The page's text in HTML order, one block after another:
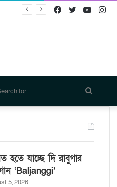
Twitter
Facebook
for
হতে যাচ্ছে দি রাবুগার
‘Baljanggi’
5, 2026